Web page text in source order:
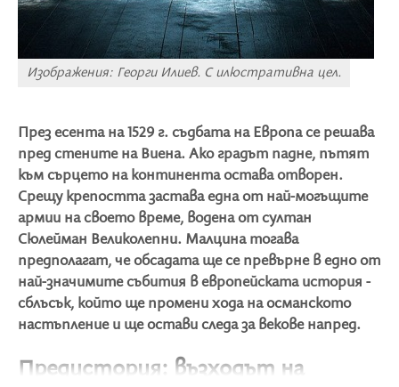
Изображения: Георги Илиев. С илюстративна цел.
През есента на 1529 г. съдбата на Европа се решава
пред стените на Виена. Ако градът падне, пътят
към сърцето на континента остава отворен.
Срещу крепостта застава една от най-могъщите
армии на своето време, водена от султан
Сюлейман Великолепни. Малцина тогава
предполагат, че обсадата ще се превърне в едно от
най-значимите събития в европейската история -
сблъсък, който ще промени хода на османското
настъпление и ще остави следа за векове напред.
Предистория: възходът на